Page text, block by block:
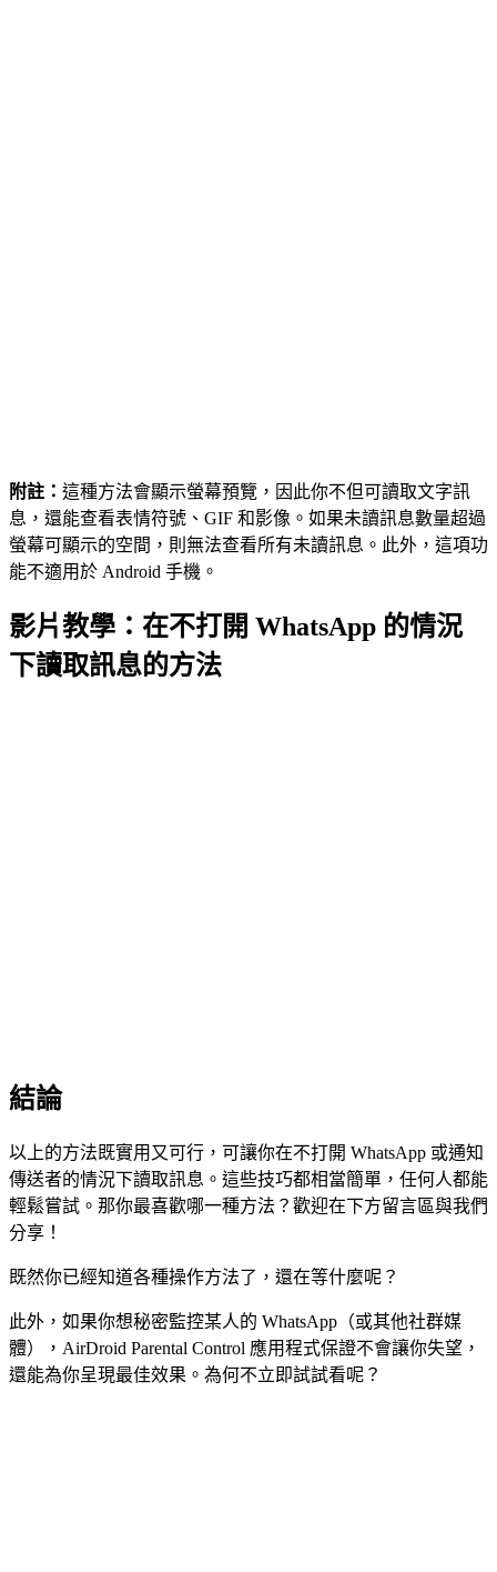
附註： 這種方法會顯示螢幕預覽，因此你不但可讀取文字訊
息，還能查看表情符號、GIF 和影像。如果未讀訊息數量超過
螢幕可顯示的空間，則無法查看所有未讀訊息。此外，這項功
能不適用於 Android 手機。
影片教學：在不打開 WhatsApp 的情況
下讀取訊息的方法
結論
以上的方法既實用又可行，可讓你在不打開 WhatsApp 或通知
傳送者的情況下讀取訊息。這些技巧都相當簡單，任何人都能
輕鬆嘗試。那你最喜歡哪一種方法？歡迎在下方留言區與我們
分享！
既然你已經知道各種操作方法了，還在等什麼呢？
此外，如果你想秘密監控某人的 WhatsApp（或其他社群媒
體），AirDroid Parental Control 應用程式保證不會讓你失望，
還能為你呈現最佳效果。為何不立即試試看呢？